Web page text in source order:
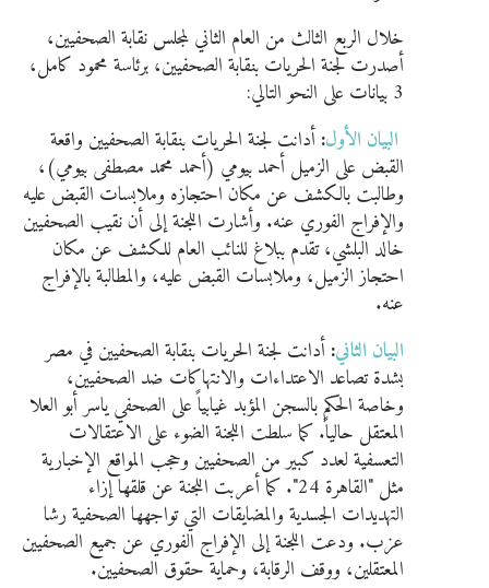
خلال الربع الثالث من العام الثاني لمجلس نقابة الصحفيين،
أصدرت لجنة الحريات بنقابة الصحفيين، برئاسة محمود كامل،
3 بيانات على النحو التالي:
البيان الأول:أدانت لجنة الحريات بنقابة الصحفيين واقعة
القبض على الزميل أحمد بيومي (أحمد محمد مصطفى بيومي)،
وطالبت بالكشف عن مكان احتجازه وملابسات القبض عليه
والإفراج الفوري عنه. وأشارت اللجنة إلى أن نقيب الصحفيين
خالد البلشي، تقدم ببلاغ للنائب العام للكشف عن مكان
احتجاز الزميل، وملابسات القبض عليه، والمطالبة بالإفراج
عنه.
البيان الثاني:أدانت لجنة الحريات بنقابة الصحفيين في مصر
بشدة تصاعد الاعتداءات والانتهاكات ضد الصحفيين،
وخاصة الحكم بالسجن المؤبد غيابياً على الصحفي ياسر أبو العلا
المعتقل حالياً. كما سلطت اللجنة الضوء على الاعتقالات
التعسفية لعدد كبير من الصحفيين وحجب المواقع الإخبارية
مثل "القاهرة 24". كما أعربت اللجنة عن قلقها إزاء
التهديدات الجسدية والمضايقات التي تواجهها الصحفية رشا
عزب. ودعت اللجنة إلى الإفراج الفوري عن جميع الصحفيين
المعتقلين، ووقف الرقابة، وحماية حقوق الصحفيين.